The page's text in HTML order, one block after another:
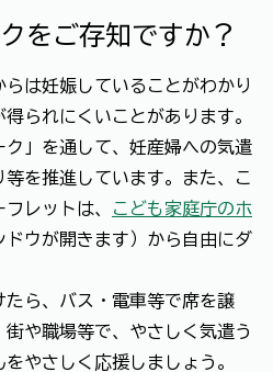
をご存知ですか？
は妊娠していることがわかり
られにくいことがあります。
」を通して、妊産婦への気遣
を推進しています。また、こ
レットは、
こども家庭庁のホ
ドウが開きます）から自由にダ
ら、バス・電車等で席を譲
や職場等で、やさしく気遣う
やさしく応援しましょう。